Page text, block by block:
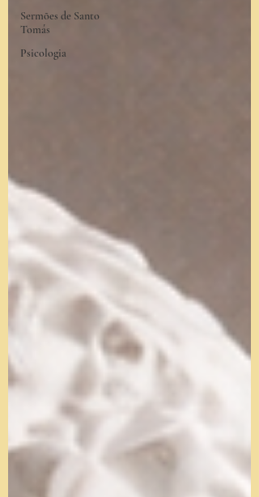
Sermões de Santo
Tomás
Psicologia